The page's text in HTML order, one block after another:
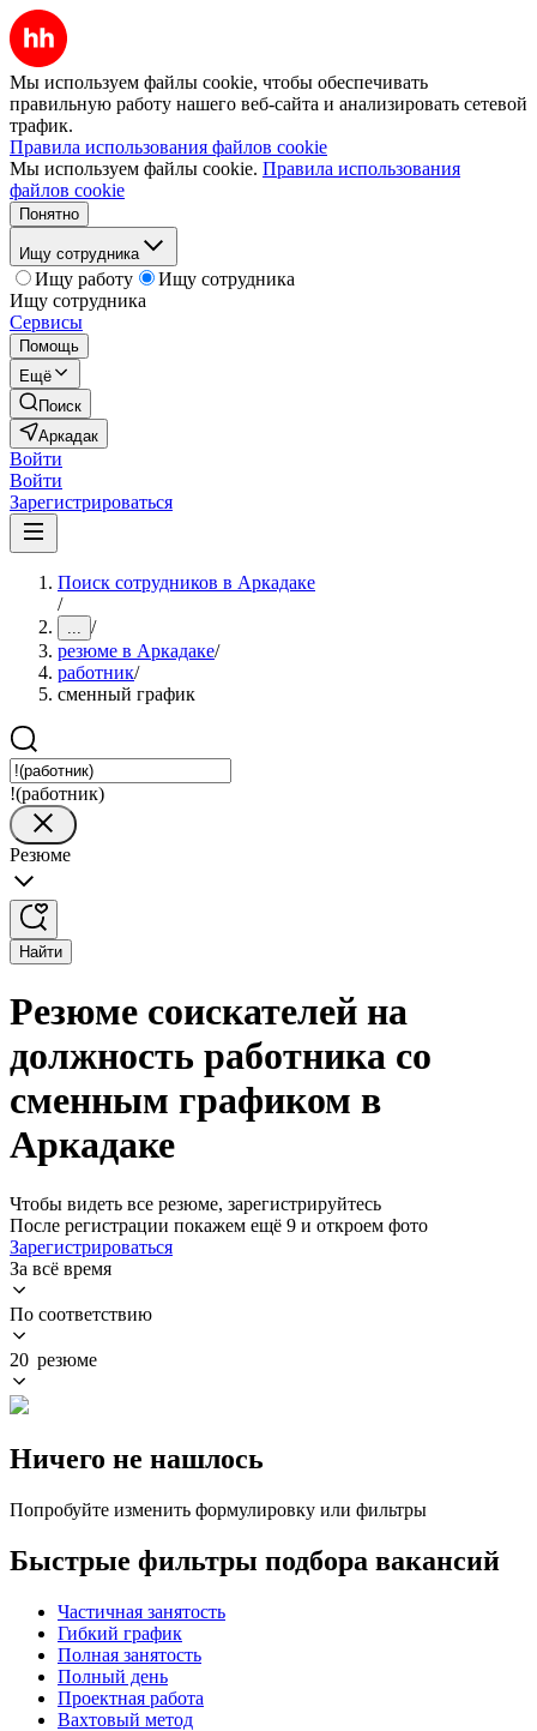
Мы используем файлы cookie, чтобы обеспечивать
правильную работу нашего веб-сайта и анализировать сетевой
трафик.
Правила использования файлов cookie
Мы используем файлы cookie. Правила использования
файлов cookie
Понятно
Ищу сотрудника
Ищу работу
Ищу сотрудника
Ищу сотрудника
Сервисы
Помощь
Ещё
Поиск
Аркадак
Войти
Войти
Зарегистрироваться
Поиск сотрудников в Аркадаке
/
... /
резюме в Аркадаке/
работник/
сменный график
!(работник)
Резюме
Найти
Резюме соискателей на
должность работника со
сменным графиком в
Аркадаке
Чтобы видеть все резюме, зарегистрируйтесь
После регистрации покажем ещё 9 и откроем фото
Зарегистрироваться
За всё время
По соответствию
20 резюме
Ничего не нашлось
Попробуйте изменить формулировку или фильтры
Быстрые фильтры подбора вакансий
Частичная занятость
Гибкий график
Полная занятость
Полный день
Проектная работа
Вахтовый метод